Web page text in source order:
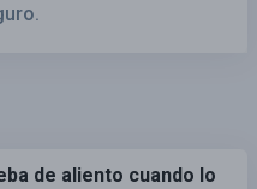
de aliento cuando lo